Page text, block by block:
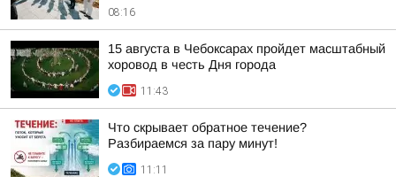
08:16
15 августа в Чебоксарах пройдет масштабный
хоровод в честь Дня города
11:43
Что скрывает обратное течение?
Разбираемся за пару минут!
11:11